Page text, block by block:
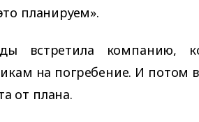
планируем».
встретила компанию,
на погребение. И потом
от плана.